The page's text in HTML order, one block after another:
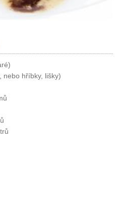
nebo hříbky, lišky)